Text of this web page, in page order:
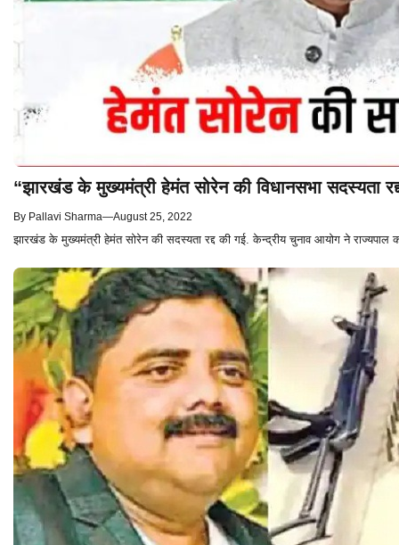
“झारखंड के मुख्यमंत्री हेमंत सोरेन की विधानसभा सदस्यता
By Pallavi Sharma—August 25, 2022
झारखंड के मुख्यमंत्री हेमंत सोरेन की सदस्यता रद्द की गई. केन्द्रीय चुनाव आयोग ने